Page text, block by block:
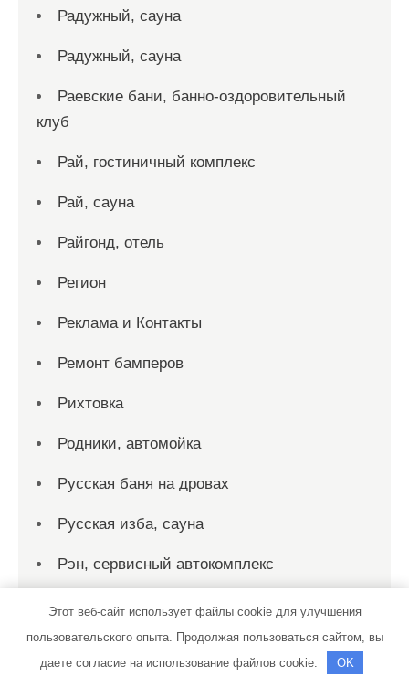
Радужный, сауна
Радужный, сауна
Раевские бани, банно-оздоровительный
клуб
Рай, гостиничный комплекс
Рай, сауна
Райгонд, отель
Регион
Реклама и Контакты
Ремонт бамперов
Рихтовка
Родники, автомойка
Русская баня на дровах
Русская изба, сауна
Рэн, сервисный автокомплекс
Сауна-люкс, Сауна-люкс
Сауна, Сауна
Этот веб-сайт использует файлы cookie для улучшения
пользовательского опыта. Продолжая пользоваться сайтом, вы
даете согласие на использование файлов cookie.
OK